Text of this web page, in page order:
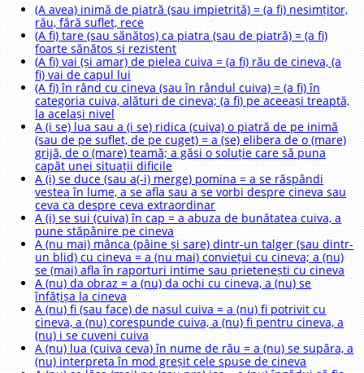
(A avea) inimă de piatră (sau impietrită) = (a fi) nesimțitor,
rău, fără suflet, rece
(A fi) tare (sau sănătos) ca piatra (sau de piatră) = (a fi)
foarte sănătos și rezistent
(A fi) vai (și amar) de pielea cuiva = (a fi) rău de cineva, (a
fi) vai de capul lui
(A fi) în rând cu cineva (sau în rândul cuiva) = (a fi) în
categoria cuiva, alături de cineva; (a fi) pe aceeași treaptă,
la același nivel
A (i se) lua sau a (i se) ridica (cuiva) o piatră de pe inimă
(sau de pe suflet, de pe cuget) = a (se) elibera de o (mare)
grijă, de o (mare) teamă; a găsi o soluție care să puna
capăt unei situații dificile
A (i) se duce (sau a(-i) merge) pomina = a se răspândi
vestea în lume, a se afla sau a se vorbi despre cineva sau
ceva ca despre ceva extraordinar
A (i) se sui (cuiva) în cap = a abuza de bunătatea cuiva, a
pune stăpânire pe cineva
A (nu mai) mânca (pâine și sare) dintr-un talger (sau dintr-
un blid) cu cineva = a (nu mai) conviețui cu cineva; a (nu)
se (mai) afla în raporturi intime sau prietenești cu cineva
A (nu) da obraz = a (nu) da ochi cu cineva, a (nu) se
înfățișa la cineva
A (nu) fi (sau face) de nasul cuiva = a (nu) fi potrivit cu
cineva, a (nu) corespunde cuiva, a (nu) fi pentru cineva, a
(nu) i se cuveni cuiva
A (nu) lua (cuiva ceva) în nume de rău = a (nu) se supăra, a
(nu) interpreta în mod greșit cele spuse de cineva